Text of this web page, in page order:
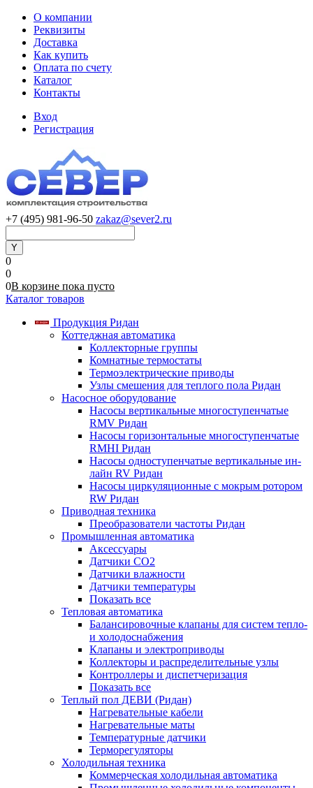
О компании
Реквизиты
Доставка
Как купить
Оплата по счету
Каталог
Контакты
Вход
Регистрация
+7 (495) 981-96-50 zakaz@sever2.ru
0
0
0В корзине пока пусто
Каталог товаров
Продукция Ридан
Коттеджная автоматика
Коллекторные группы
Комнатные термостаты
Термоэлектрические приводы
Узлы смешения для теплого пола Ридан
Насосное оборудование
Насосы вертикальные многоступенчатые
RMV Ридан
Насосы горизонтальные многоступенчатые
RMHI Ридан
Насосы одноступенчатые вертикальные ин-
лайн RV Ридан
Насосы циркуляционные с мокрым ротором
RW Ридан
Приводная техника
Преобразователи частоты Ридан
Промышленная автоматика
Аксессуары
Датчики CO2
Датчики влажности
Датчики температуры
Показать все
Тепловая автоматика
Балансировочные клапаны для систем тепло-
и холодоснабжения
Клапаны и электроприводы
Коллекторы и распределительные узлы
Контроллеры и диспетчеризация
Показать все
Теплый пол ДЕВИ (Ридан)
Нагревательные кабели
Нагревательные маты
Температурные датчики
Терморегуляторы
Холодильная техника
Коммерческая холодильная автоматика